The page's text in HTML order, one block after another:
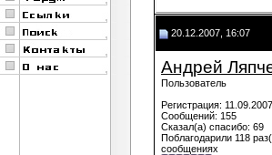
20.12.2007, 16:07
Андрей
Пользователь
Регистрация: 11.09.2007
Сообщений: 155
Сказал(а) спасибо: 69
Поблагодарили 118
сообщениях